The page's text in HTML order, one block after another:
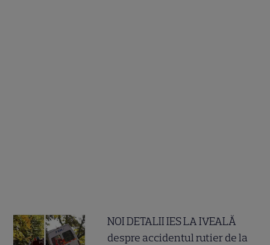
NOI DETALII IES LA IVEALĂ
despre accidentul rutier de la